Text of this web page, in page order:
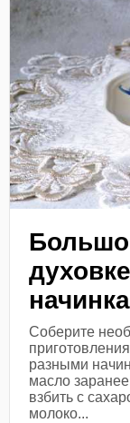
Соберите
разными
масло
взбить с
молоко...